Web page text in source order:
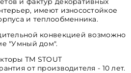
имеют износостойкое
и теплообменника.
конвекцией возможно
"Умный дом".
ТМ STOUT
от производителя - 10 лет.